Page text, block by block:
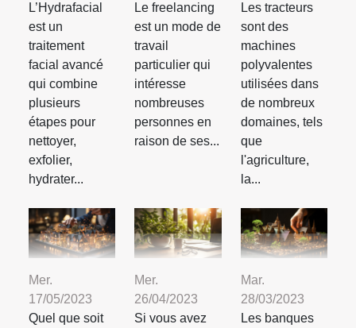
L’Hydrafacial
est un
traitement
facial avancé
qui combine
plusieurs
étapes pour
nettoyer,
exfolier,
hydrater...
Le freelancing
est un mode de
travail
particulier qui
intéresse
nombreuses
personnes en
raison de ses...
Les tracteurs
sont des
machines
polyvalentes
utilisées dans
de nombreux
domaines, tels
que
l'agriculture,
la...
Mer.
17/05/2023
Quel que soit
Mer.
26/04/2023
Si vous avez
Mar.
28/03/2023
Les banques